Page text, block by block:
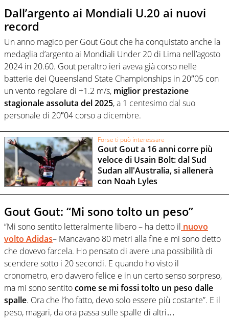
Dall’argento ai Mondiali U.20 ai nuovi
record
Un anno magico per Gout Gout che ha conquistato anche la
medaglia d’argento ai Mondiali Under 20 di Lima nell’agosto
2024 in 20.60. Gout peraltro ieri aveva già corso nelle
batterie dei Queensland State Championships in 20″05 con
un vento regolare di +1.2 m/s, miglior prestazione
stagionale assoluta del 2025, a 1 centesimo dal suo
personale di 20″04 corso a dicembre.
Forse ti può interessare
Gout Gout a 16 anni corre più
veloce di Usain Bolt: dal Sud
Sudan all'Australia, si allenerà
con Noah Lyles
Gout Gout: “Mi sono tolto un peso”
“Mi sono sentito letteralmente libero – ha detto il nuovo
volto Adidas– Mancavano 80 metri alla fine e mi sono detto
che dovevo farcela. Ho pensato di avere una possibilità di
scendere sotto i 20 secondi. E quando ho visto il
cronometro, ero davvero felice e in un certo senso sorpreso,
ma mi sono sentitocome se mi fossi tolto un peso dalle
spalle. Ora che l’ho fatto, devo solo essere più costante”. E il
peso, magari, da ora passa sulle spalle di altri…